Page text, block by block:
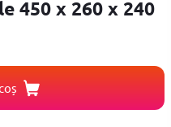
450 x 260 x 240